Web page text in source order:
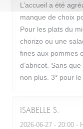
L’accueil a été
manque de choix
Pour les plats du
chorizo ou une
fines aux pommes
d’abricot. Sans
non plus. 3* pour le
ISABELLE S
2026-06-27 - 20:00 -